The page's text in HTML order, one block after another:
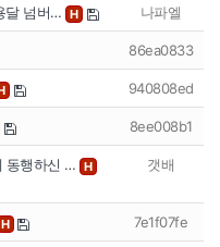
달 넘버… H 나파엘
86ea0833
940808ed
8ee008b1
동행하신 … H 갯배
H 7e1f07fe